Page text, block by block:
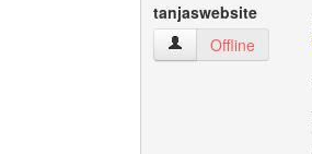
tanjaswebsite
tanjaswebsite
Offline